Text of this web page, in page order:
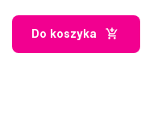
Do koszyka